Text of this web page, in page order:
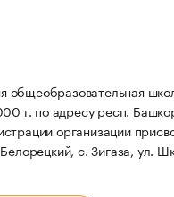
г. по адресу респ.
организации
с. Зигаза, ул.